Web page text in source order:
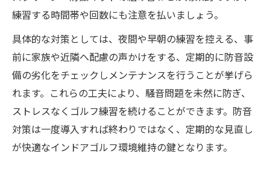
練習する時間帯や回数にも注意を払いましょう。
具体的な対策としては、夜間や早朝の練習を控える、事
前に家族や近隣へ配慮の声かけをする、定期的に防音設
備の劣化をチェックしメンテナンスを行うことが挙げら
れます。これらの工夫により、騒音問題を未然に防ぎ、
ストレスなくゴルフ練習を続けることができます。防音
対策は一度導入すれば終わりではなく、定期的な見直し
が快適なインドアゴルフ環境維持の鍵となります。